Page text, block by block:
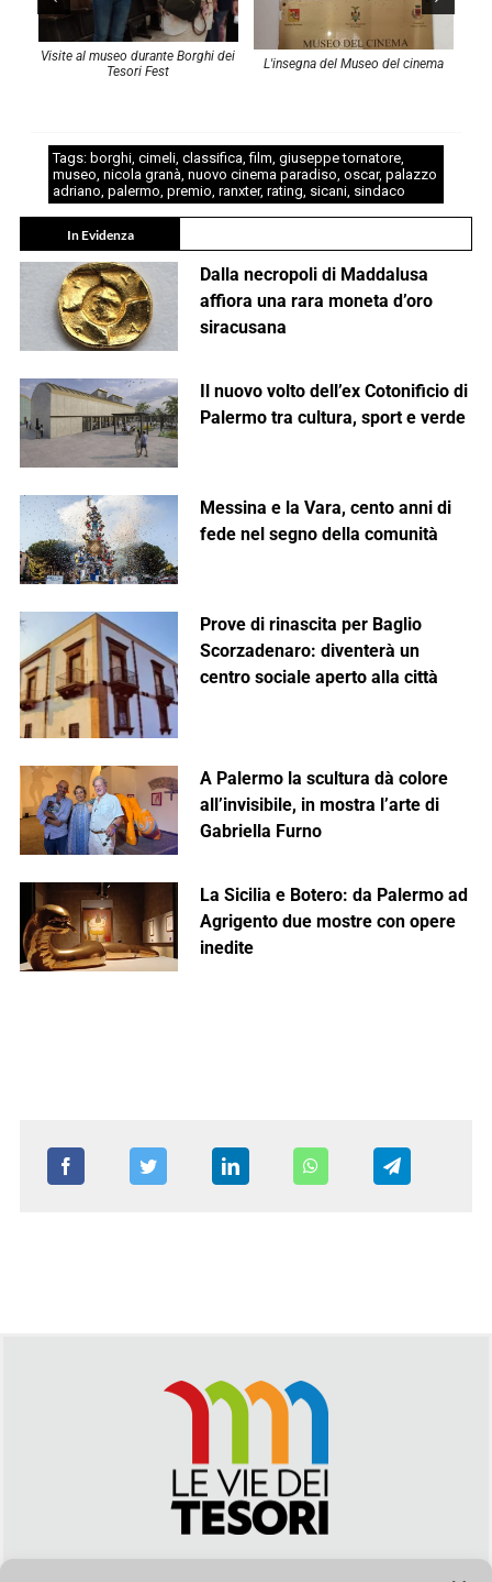
Visite al museo durante Borghi dei
Tesori Fest
L'insegna del Museo del cinema
Tags: borghi, cimeli, classifica,film, giuseppe tornatore,
museo, nicola granà, nuovo cinema paradiso, oscar, palazzo
adriano, palermo, premio, ranxter, rating, sicani, sindaco
In Evidenza
Dalla necropoli di Maddalusa
affiora una rara moneta d’oro
siracusana
Il nuovo volto dell’ex Cotonificio di
Palermo tra cultura, sport e verde
Messina e la Vara, cento anni di
fede nel segno della comunità
Prove di rinascita per Baglio
Scorzadenaro: diventerà un
centro sociale aperto alla città
A Palermo la scultura dà colore
all’invisibile, in mostra l’arte di
Gabriella Furno
La Sicilia e Botero: da Palermo ad
Agrigento due mostre con opere
inedite